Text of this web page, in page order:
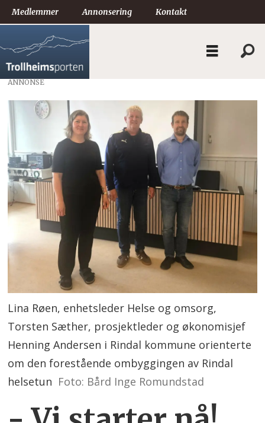
Medlemmer Annonsering Kontakt
ANNONSE
Lina Røen, enhetsleder Helse og omsorg,
Torsten Sæther, prosjektleder og økonomisjef
Henning Andersen i Rindal kommune orienterte
om den forestående ombyggingen av Rindal
helsetun Foto: Bård Inge Romundstad